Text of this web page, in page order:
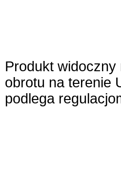
Produkt widoczny
obrotu na terenie
podlega